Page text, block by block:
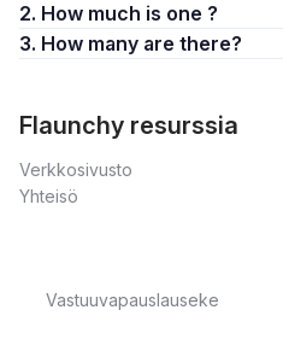
2. How much is one ?
3. How many are there?
Flaunchy resurssia
Verkkosivusto
Yhteisö
Vastuuvapauslauseke